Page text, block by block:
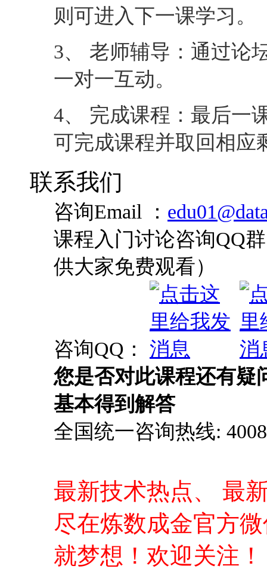
则可进入下一课学习。
3、 老师辅导：通过论
一对一互动。
4、 完成课程：最后一
可完成课程并取回相应
联系我们
咨询Email ：
课程入门讨论咨询QQ
供大家免费观看）
咨询QQ：
您是否对此课程还有疑
基本得到解答
全国统一咨询热线:
最新技术热点、 最
尽在炼数成金官方
就梦想！欢迎关注！